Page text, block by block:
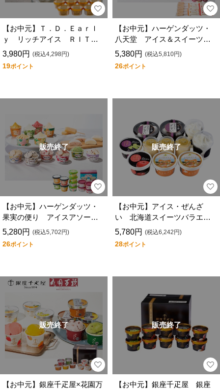
【お中元】Ｔ．Ｄ．Ｅａｒｌ
ｙ リッチアイス ＲＩＴ－
７
3,980円 (税込4,298円)
19ポイント
【お中元】ハーゲンダッツ・
八天堂 アイス＆スイーツバ
ラエティ ＨＨ－２０
5,380円 (税込5,810円)
26ポイント
販売終了
【お中元】ハーゲンダッツ・
果実の便り アイスアソート
ギフト ＤＳ－ＩＹ４
5,280円 (税込5,702円)
26ポイント
販売終了
【お中元】アイス・ぜんざ
い 北海道スイーツバラエテ
ィ ＨＳＷ－４７１
5,780円 (税込6,242円)
28ポイント
販売終了
【お中元】銀座千疋屋×花園万
販売終了
【お中元】銀座千疋屋 銀座